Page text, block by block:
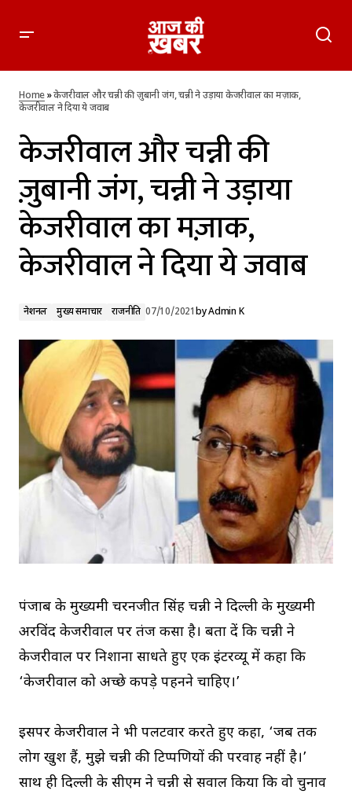
केजरीवाल ने दिया ये जवाब
Home»केजरीवाल और चन्नी की ज़ुबानी जंग, चन्नी ने उड़ाया केजरीवाल का मज़ाक,
केजरीवाल ने दिया ये जवाब
केजरीवाल और चन्नी की
ज़ुबानी जंग, चन्नी ने उड़ाया
केजरीवाल का मज़ाक,
केजरीवाल ने दिया ये जवाब
नेशनल मुख्य समाचार राजनीति 07/10/2021byAdmin K
पंजाब के मुख्यमंत्री चरनजीत सिंह चन्नी ने दिल्ली के मुख्यमंत्री
अरविंद केजरीवाल पर तंज कसा है। बता दें कि चन्नी ने
केजरीवाल पर निशाना साधते हुए एक इंटरव्यू में कहा कि
‘केजरीवाल को अच्छे कपड़े पहनने चाहिए।’
इसपर केजरीवाल ने भी पलटवार करते हुए कहा, ‘जब तक
लोग खुश हैं, मुझे चन्नी की टिप्पणियों की परवाह नहीं है।’
साथ ही दिल्ली के सीएम ने चन्नी से सवाल किया कि वो चुनाव